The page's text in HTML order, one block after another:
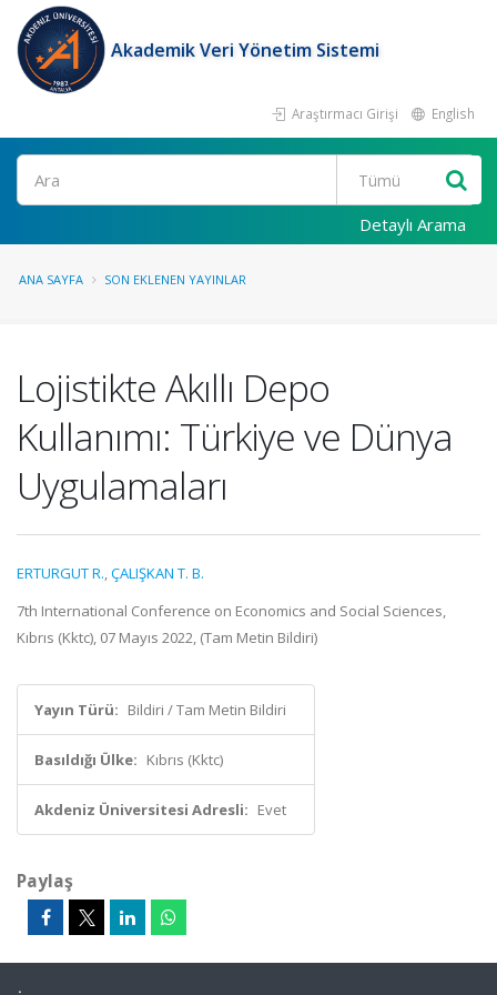
Akademik Veri Yönetim Sistemi
Araştırmacı Girişi English
Ara
Detaylı Arama
ANA SAYFA SON EKLENEN YAYINLAR
Lojistikte Akıllı Depo
Kullanımı: Türkiye ve Dünya
Uygulamaları
ERTURGUT R.,ÇALIŞKAN T. B.
7th International Conference on Economics and Social Sciences,
Kıbrıs (Kktc), 07 Mayıs 2022, (Tam Metin Bildiri)
Yayın Türü: Bildiri / Tam Metin Bildiri
Basıldığı Ülke: Kıbrıs (Kktc)
Akdeniz Üniversitesi Adresli: Evet
Paylaş